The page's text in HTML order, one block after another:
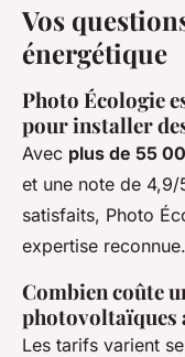
Vos
énergétique
Photo Écologie
pour installer
Avec plus de 55
et une note de
satisfaits, Photo
expertise reconnue.
Combien coûte
photovoltaïques
Les tarifs varient